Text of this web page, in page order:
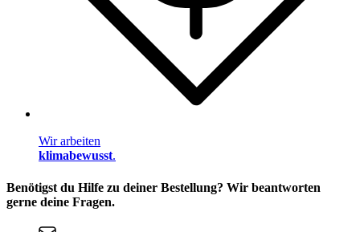
Wir arbeiten
klimabewusst.
Benötigst du Hilfe zu deiner Bestellung? Wir beantworten
gerne deine Fragen.